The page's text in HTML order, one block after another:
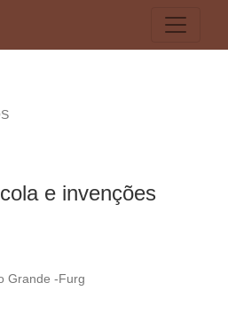
e invenções
Grande -Furg